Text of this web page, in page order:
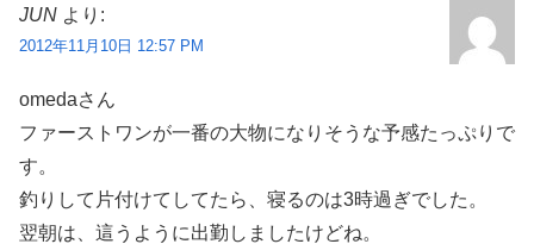
JUN より:
2012年11月10日 12:57 PM
omedaさん
ファーストワンが一番の大物になりそうな予感たっぷりで
す。
釣りして片付けてしてたら、寝るのは3時過ぎでした。
翌朝は、這うように出勤しましたけどね。